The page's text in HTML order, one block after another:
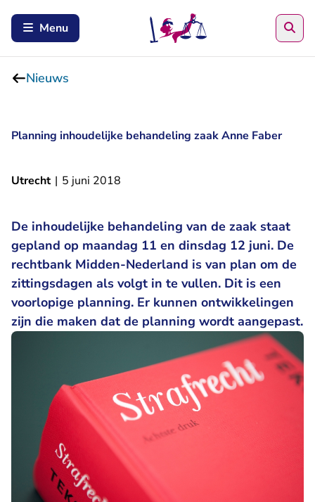
Menu
Nieuws
Planning inhoudelijke behandeling zaak Anne Faber
Utrecht | 5 juni 2018
De inhoudelijke behandeling van de zaak staat
gepland op maandag 11 en dinsdag 12 juni. De
rechtbank Midden-Nederland is van plan om de
zittingsdagen als volgt in te vullen. Dit is een
voorlopige planning. Er kunnen ontwikkelingen
zijn die maken dat de planning wordt aangepast.